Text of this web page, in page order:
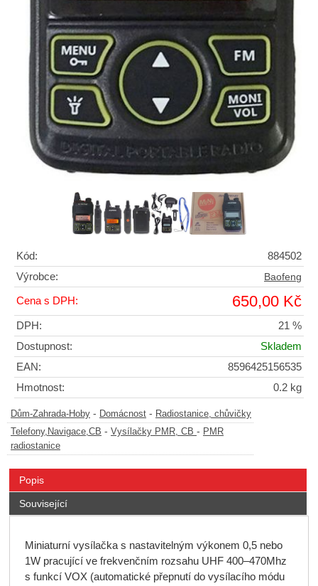
Kód:
884502
Výrobce:
Baofeng
Cena s DPH: 650,00 Kč
DPH:
21 %
Dostupnost:
Skladem
EAN:
8596425156535
Hmotnost:
0.2 kg
Dům-Zahrada-Hoby - Domácnost - Radiostanice, chůvičky
Telefony,Navigace,CB - Vysílačky PMR, CB - PMR
radiostanice
Popis
Související
Miniaturní vysílačka s nastavitelným výkonem 0,5 nebo
1W pracující ve frekvenčním rozsahu UHF 400–470Mhz
s funkcí VOX (automatické přepnutí do vysílacího módu